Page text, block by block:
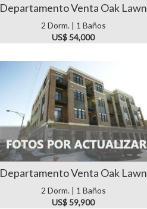
Departamento Venta Oak Lawn
2 Dorm. | 1 Baños
US$ 54,000
Departamento Venta Oak Lawn
2 Dorm. | 1 Baños
US$ 59,900